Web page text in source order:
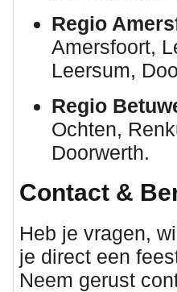
Regio
Amersfoort,
Leersum,
Regio
Ochten,
Doorwerth.
Contact &
Heb je vragen,
je direct een
Neem gerust